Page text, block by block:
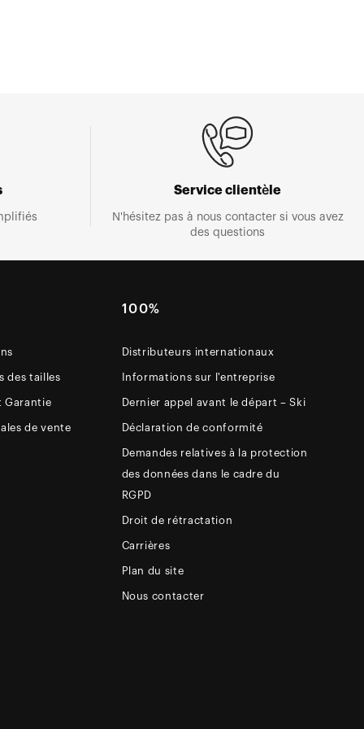
Service clientèle
N'hésitez pas à nous contacter si vous avez
des questions
des tailles
Garantie
de vente
100%
Distributeurs internationaux
Informations sur l'entreprise
Dernier appel avant le départ – Ski
Déclaration de conformité
Demandes relatives à la protection
des données dans le cadre du
RGPD
Droit de rétractation
Carrières
Plan du site
Nous contacter